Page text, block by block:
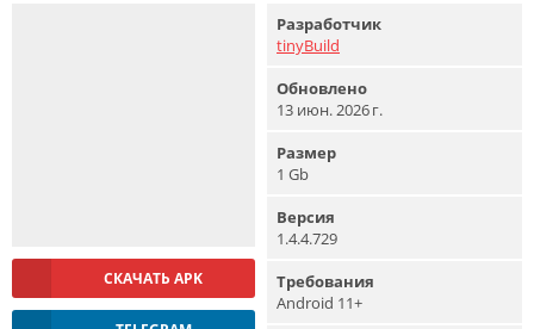
СКАЧАТЬ APK
Разработчик
tinyBuild
Обновлено
13 июн. 2026 г.
Размер
1 Gb
Версия
1.4.4.729
Требования
Android 11+